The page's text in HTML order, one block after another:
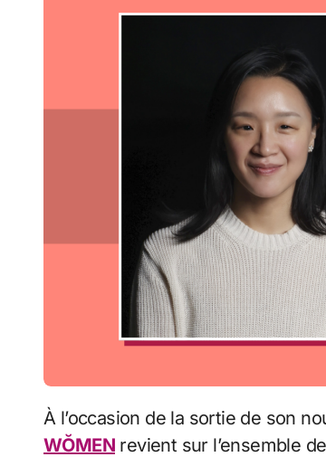
À l’occasion de la sortie de son
WŎMEN revient sur l’ensemble